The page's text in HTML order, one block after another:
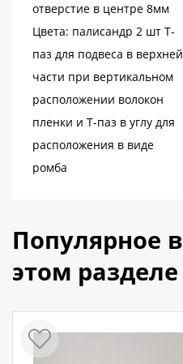
отверстие в центре 8мм
Цвета: палисандр 2 шт Т-
паз для подвеса в верхней
части при вертикальном
расположении волокон
пленки и Т-паз в углу для
расположения в виде
ромба
Популярное в
этом разделе